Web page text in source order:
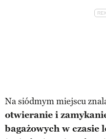
Na siódmym miejscu
otwieranie i
bagażowych w czasie